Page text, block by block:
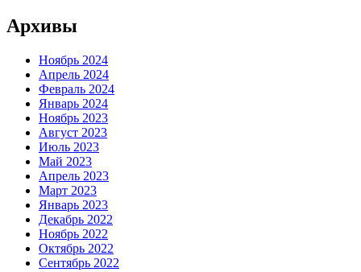
Архивы
Ноябрь 2024
Апрель 2024
Февраль 2024
Январь 2024
Ноябрь 2023
Август 2023
Июль 2023
Май 2023
Апрель 2023
Март 2023
Январь 2023
Декабрь 2022
Ноябрь 2022
Октябрь 2022
Сентябрь 2022